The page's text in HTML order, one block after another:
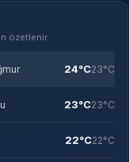
özetlenir.
24°C23°C
23°C23°C
22°C22°C